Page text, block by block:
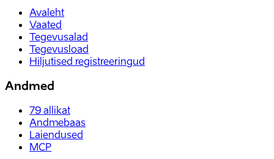
Avaleht
Vaated
Tegevusalad
Tegevusload
Hiljutised registreeringud
Andmed
79 allikat
Andmebaas
Laiendused
MCP